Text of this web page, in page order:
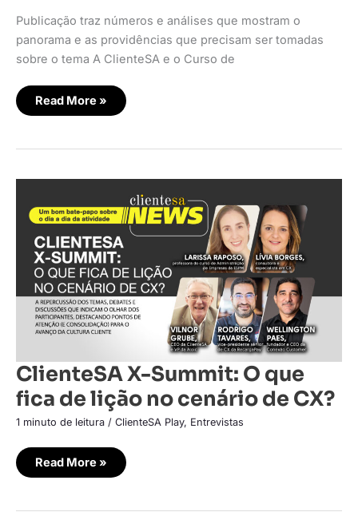
Publicação traz números e análises que mostram o
panorama e as providências que precisam ser tomadas
sobre o tema A ClienteSA e o Curso de
Read More »
ClienteSA X-Summit: O que
fica de lição no cenário de CX?
1 minuto de leitura / ClienteSA Play, Entrevistas
ClienteSA
Summit:
O
que
fica
de
lição
no
cenário
de
CX?
Read More »